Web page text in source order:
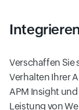
Verschaffen Sie
Verhalten Ihrer
APM Insight
Leistung von